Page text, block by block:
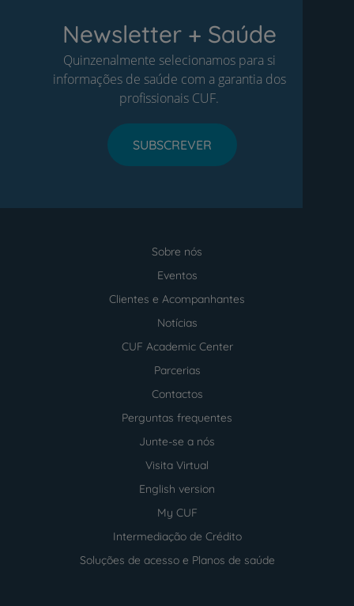
Newsletter + Saúde
Quinzenalmente selecionamos para si
informações de saúde com a garantia dos
profissionais CUF.
SUBSCREVER
Sobre nós
Eventos
Clientes e Acompanhantes
Notícias
CUF Academic Center
Parcerias
Contactos
Perguntas frequentes
Junte-se a nós
Visita Virtual
English version
My CUF
Intermediação de Crédito
Soluções de acesso e Planos de saúde